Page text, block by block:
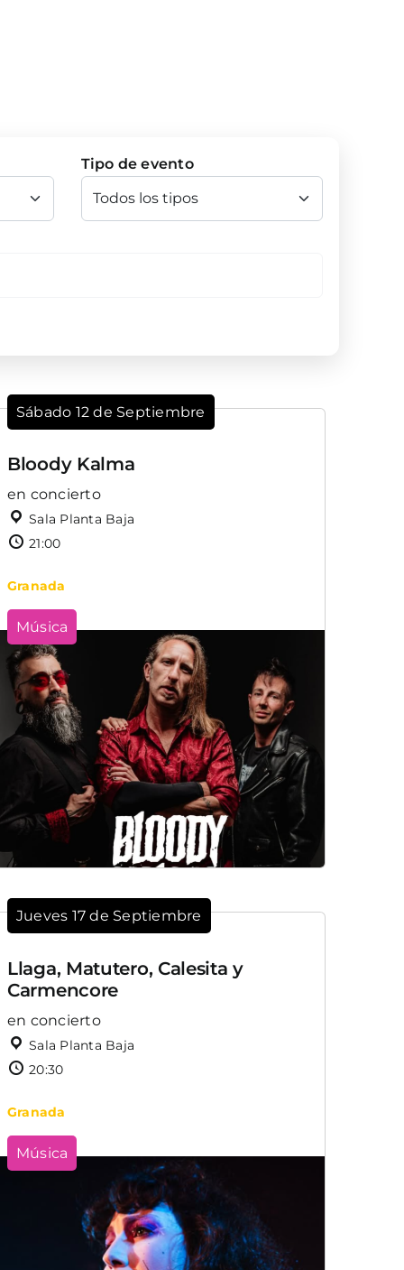
Tipo de evento
Sábado 12 de Septiembre
Bloody Kalma
en concierto
Sala Planta Baja
21:00
Granada
Música
Jueves 17 de Septiembre
Llaga, Matutero, Calesita y
Carmencore
en concierto
Sala Planta Baja
20:30
Granada
Música